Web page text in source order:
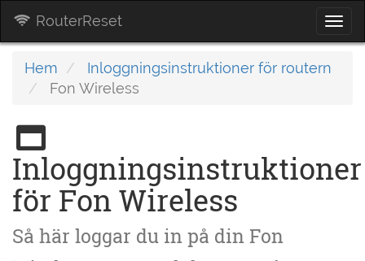
RouterReset
Hem
Inloggningsinstruktioner för routern
Fon Wireless
Inloggningsinstruktioner
för Fon Wireless
Så här loggar du in på din Fon